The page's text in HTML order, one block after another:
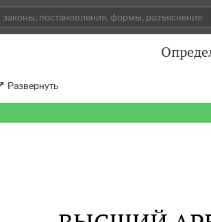
Развернуть